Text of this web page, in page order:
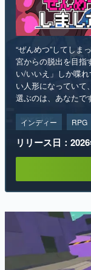
“ぜんめつ”してしま
宮からの脱出を目指
い/いいえ」しか喋
い人形になってい
選ぶのは、あなたで
インディー RPG
リリース日：